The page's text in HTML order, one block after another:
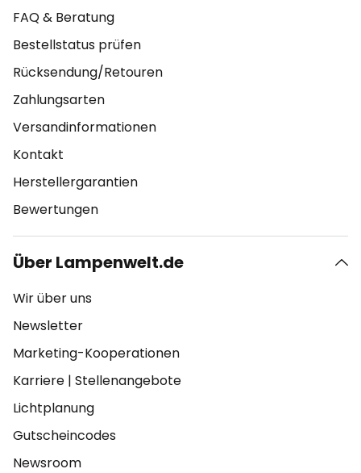
FAQ & Beratung
Bestellstatus prüfen
Rücksendung/Retouren
Zahlungsarten
Versandinformationen
Kontakt
Herstellergarantien
Bewertungen
Über Lampenwelt.de
Wir über uns
Newsletter
Marketing-Kooperationen
Karriere | Stellenangebote
Lichtplanung
Gutscheincodes
Newsroom